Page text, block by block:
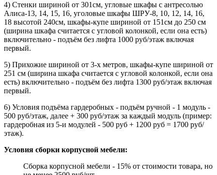
4) Стенки шириной от 301см, угловые шкафы с антресолью
Алиса-13, 14, 15, 16, уголовые шкафы ШРУ-8, 10, 12, 14, 16,
18 высотой 240см, шкафы-купе шириной от 151см до 250 см
(ширина шкафа считается с угловой колонкой, если она есть)
включительно - подъём без лифта 1000 руб/этаж включая
первый.
5) Прихожие шириной от 3-х метров, шкафы-купе шириной от
251 см (ширина шкафа считается с угловой колонкой, если она
есть) включительно - подъём без лифта 1300 руб/этаж включая
первый.
6) Условия подъёма гардеробных - подъём ручной - 1 модуль -
500 руб/этаж, далее + 300 руб/этаж за каждый модуль (пример:
гардеробная из 5-и модулей - 500 руб + 1200 руб = 1700 руб/
этаж).
Условия сборки корпусной мебели:
Сборка корпусной мебели - 15% от стоимости товара, но